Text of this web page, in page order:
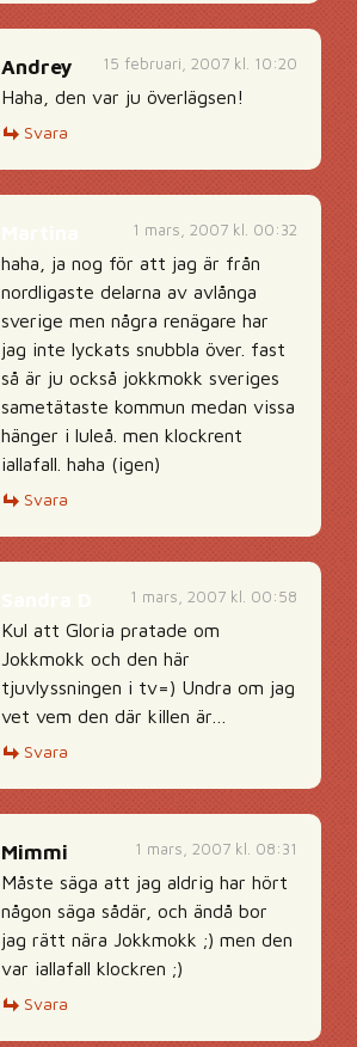
15 februari, 2007 kl. 10:20
Andrey
Haha, den var ju överlägsen!
Svara
1 mars, 2007 kl. 00:32
haha, ja nog för att jag är från
nordligaste delarna av avlånga
sverige men några renägare har
jag inte lyckats snubbla över. fast
så är ju också jokkmokk sveriges
sametätaste kommun medan vissa
hänger i luleå. men klockrent
iallafall. haha (igen)
Svara
1 mars, 2007 kl. 00:58
Kul att Gloria pratade om
Jokkmokk och den här
tjuvlyssningen i tv=) Undra om jag
vet vem den där killen är…
Svara
1 mars, 2007 kl. 08:31
Mimmi
Måste säga att jag aldrig har hört
någon säga sådär, och ändå bor
jag rätt nära Jokkmokk ;) men den
var iallafall klockren ;)
Svara